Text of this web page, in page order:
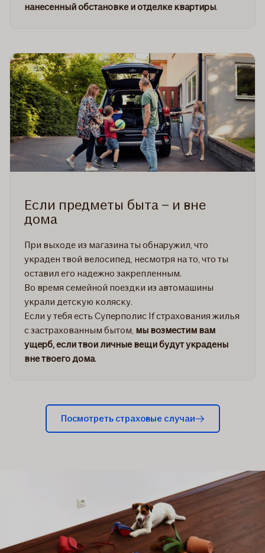
нанесенный обстановке и отделке квартиры.
Если предметы быта – и вне
дома
При выходе из магазина ты обнаружил, что
украден твой велосипед, несмотря на то, что ты
оставил его надежно закрепленным.
Во время семейной поездки из автомашины
украли детскую коляску.
Если у тебя есть Суперполис If страхования жилья
с застрахованным бытом, мы возместим вам
ущерб, если твои личные вещи будут украдены
вне твоего дома.
Посмотреть страховые случаи